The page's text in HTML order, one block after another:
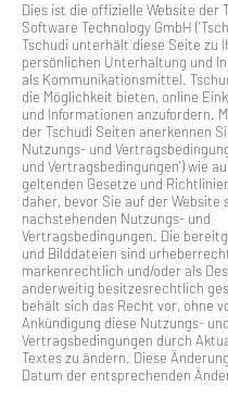
Dies ist die offizielle Website der
Software Technology GmbH
Tschudi unterhält diese Seite zu
persönlichen Unterhaltung und
als Kommunikationsmittel.
die Möglichkeit bieten, online
und Informationen anzufordern.
der Tschudi Seiten anerkennen
Nutzungs- und
und Vertragsbedingungen') wie
geltenden Gesetze und
daher, bevor Sie auf der Website
nachstehenden Nutzungs- und
Vertragsbedingungen. Die
und Bilddateien sind
markenrechtlich und/oder als
anderweitig besitzesrechtlich
behält sich das Recht vor, ohne
Ankündigung diese Nutzungs- und
Vertragsbedingungen durch
Textes zu ändern. Diese
Datum der entsprechenden